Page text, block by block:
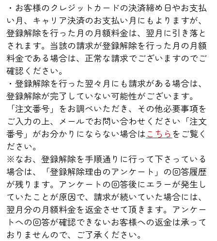
お問い合わせ
あとで占うリスト
メルマガ登録・解除
人生 仕事
出会い
結婚
好きな人の気持ち
片想いは成就する?
相性
宿縁
復縁
不倫
あの人の夜の姿
・お客様のクレジットカードの決済締め日やお支払
い月、キャリア決済のお支払い月にもよりますが、
登録解除を行った月の月額料金は、翌月に引き落と
されます。当該の請求が登録解除を行った月の月額
料金である場合は、正常な請求でございますのでご
確認ください。
・登録解除を行った翌々月にも請求がある場合は、
登録解除が完了していない可能性がございます。
「注文番号」をお調べいただき、その他必要事項を
ご入力の上、メールでお問い合わせください「注文
番号」がお分かりにならない場合はこちらをご覧く
ださい。
※なお、登録解除を手順通りに行って下さっている
場合は、「登録解除理由のアンケート」の回答履歴
が残ります。アンケートの回答後にエラーが発生し
ていたことが原因で、請求が続いていた場合には、
翌月分の月額料金を返金させて頂きます。アンケー
トへの回答が確認できないお客様への返金は承って
おりませんので、ご了承ください。